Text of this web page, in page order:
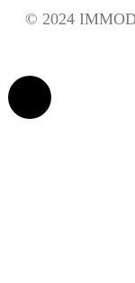
© 2024